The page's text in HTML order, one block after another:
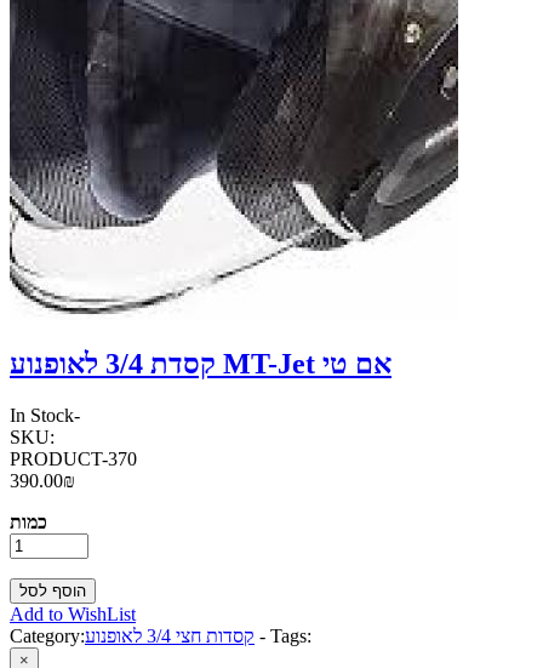
קסדת 3/4 לאופנוע MT-Jet אם טי
In Stock-
SKU:
PRODUCT-370
390.00₪
כמות
Add to WishList
Category:
קסדות חצי 3/4 לאופנוע - Tags:
×